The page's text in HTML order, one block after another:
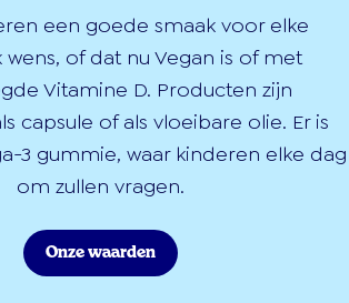
een goede smaak voor elke
of dat nu Vegan is of met
Vitamine D. Producten zijn
capsule of als vloeibare olie. Er is
3 gummie, waar kinderen elke dag
om zullen vragen.
Onze waarden